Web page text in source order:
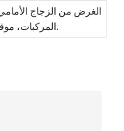
المركبات، موقف السيارات، إلخ.